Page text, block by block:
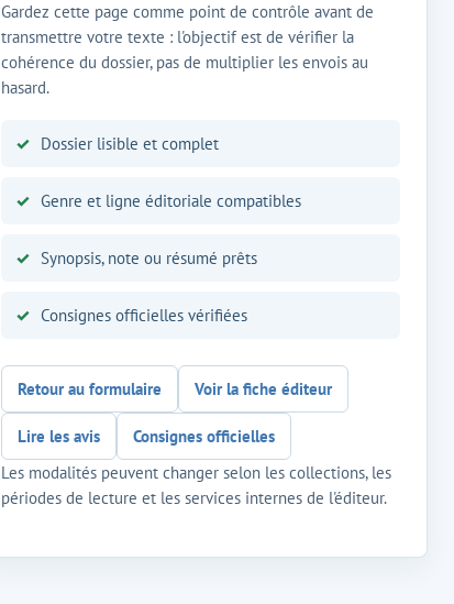
Gardez cette page comme point de contrôle avant de
transmettre votre texte : l'objectif est de vérifier la
cohérence du dossier, pas de multiplier les envois au
hasard.
Dossier lisible et complet
Genre et ligne éditoriale compatibles
Synopsis, note ou résumé prêts
Consignes officielles vérifiées
Retour au formulaire Voir la fiche éditeur
Lire les avis
Consignes officielles
Les modalités peuvent changer selon les collections, les
périodes de lecture et les services internes de l'éditeur.